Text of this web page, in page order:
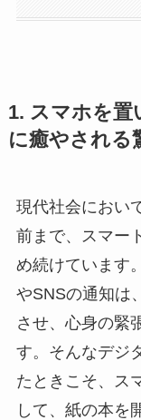
1. スマホを置
に癒やされる
現代社会におい
前まで、スマー
め続けています
やSNSの通知は
させ、心身の緊
す。そんなデジ
たときこそ、ス
して、紙の本を